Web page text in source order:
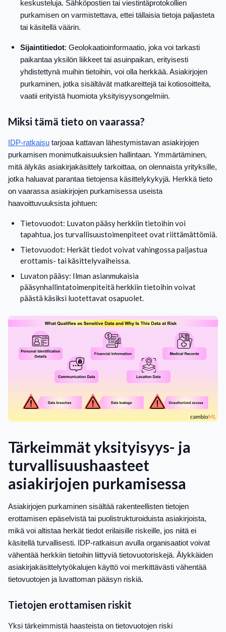
keskusteluja. Sähköpostien tai viestintäprotokollien
purkamisen on varmistettava, ettei tällaisia tietoja paljasteta
tai käsitellä väärin.
Sijaintitiedot: Geolokaatioinformaatio, joka voi tarkasti
paikantaa yksilön liikkeet tai asuinpaikan, erityisesti
yhdistettynä muihin tietoihin, voi olla herkkää. Asiakirjojen
purkaminen, jotka sisältävät matkareittejä tai kotiosoitteita,
vaatii erityistä huomiota yksityisyysongelmiin.
Miksi tämä tieto on vaarassa?
IDP-ratkaisu tarjoaa kattavan lähestymistavan asiakirjojen
purkamisen monimutkaisuuksien hallintaan. Ymmärtäminen,
mitä älykäs asiakirjakäsittely tarkoittaa, on olennaista yrityksille,
jotka haluavat parantaa tietojensa käsittelykykyjä. Herkkä tieto
on vaarassa asiakirjojen purkamisessa useista
haavoittuvuuksista johtuen:
Tietovuodot: Luvaton pääsy herkkiin tietoihin voi
tapahtua, jos turvallisuustoimenpiteet ovat riittämättömiä.
Tietovuodot: Herkät tiedot voivat vahingossa paljastua
erottamis- tai käsittelyvaiheissa.
Luvaton pääsy: Ilman asianmukaisia
pääsynhallintatoimenpiteitä herkkiin tietoihin voivat
päästä käsiksi luotettavat osapuolet.
Tärkeimmät yksityisyys- ja
turvallisuushaasteet
asiakirjojen purkamisessa
Asiakirjojen purkaminen sisältää rakenteellisten tietojen
erottamisen epäselvistä tai puolistrukturoiduista asiakirjoista,
mikä voi altistaa herkät tiedot erilaisille riskeille, jos niitä ei
käsitellä turvallisesti. IDP-ratkaisun avulla organisaatiot voivat
vähentää herkkiin tietoihin liittyviä tietovuotoriskejä. Älykkäiden
asiakirjakäsittelytyökalujen käyttö voi merkittävästi vähentää
tietovuotojen ja luvattoman pääsyn riskiä.
Tietojen erottamisen riskit
Yksi tärkeimmistä haasteista on tietovuotojen riski